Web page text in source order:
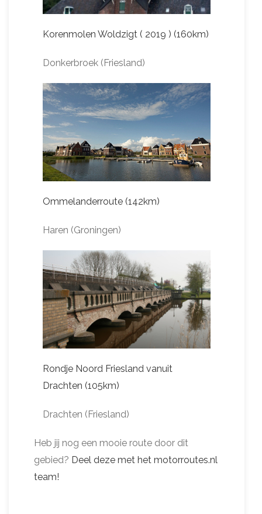
Korenmolen Woldzigt ( 2019 ) (160km)
Donkerbroek (Friesland)
Ommelanderroute (142km)
Haren (Groningen)
Rondje Noord Friesland vanuit
Drachten (105km)
Drachten (Friesland)
Heb jij nog een mooie route door dit
gebied? Deel deze met het motorroutes.nl
team!